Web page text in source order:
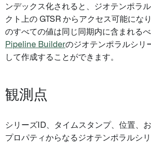
ンデックス化されると、ジオテンポラ
クト上の GTSR からアクセス可能にな
のすべての値は同じ同期内に含まれるべ
Pipeline Builderのジオテンポラルシリ
して作成することができます。
観測点
シリーズID、タイムスタンプ、位置、
プロパティからなるジオテンポラルシ